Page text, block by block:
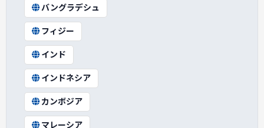
バングラデシュ
フィジー
インド
インドネシア
カンボジア
マレーシア